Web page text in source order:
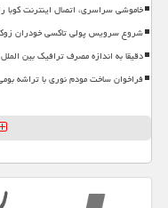
خاموشی سراسری، اتصال اینترنت کوبا
شروع سرویس پولی تاکسی خودران
دقیقا به اندازه مصرف ترافیک بین
فراخوان ساخت مودم نوری با تراشه